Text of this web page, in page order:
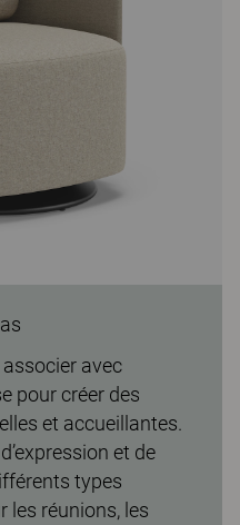
avec
pour créer des
et accueillantes.
et de
types
les réunions, les